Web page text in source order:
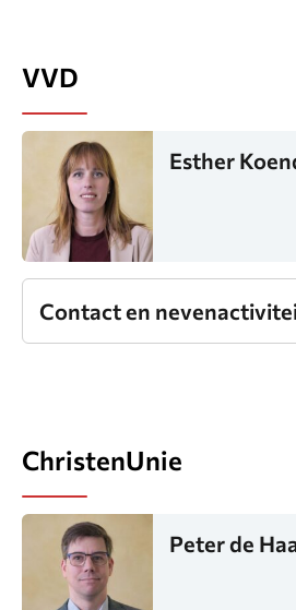
VVD
Esther
Contact en
ChristenUnie
Peter de